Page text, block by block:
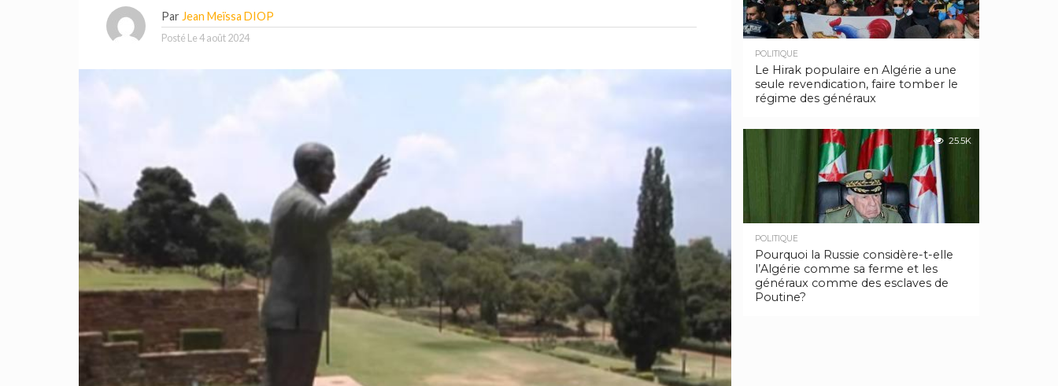
Par Jean Meïssa DIOP
Posté Le4 août 2024
POLITIQUE
Le Hirak populaire en Algérie a une
seule revendication, faire tomber le
régime des généraux
25.5K
POLITIQUE
Pourquoi la Russie considère-t-elle
l’Algérie comme sa ferme et les
généraux comme des esclaves de
Poutine?